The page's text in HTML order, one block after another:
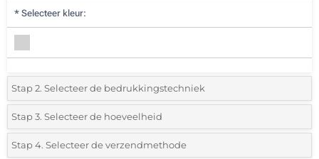
* Selecteer kleur:
Stap 2. Selecteer de bedrukkingstechniek
*Selecteer de bedrukking en kleuren van het logo:
Doming (Voorkant)
Stap 3. Selecteer de hoeveelheid
*Selecteer uit de lijst of voeg het gewenste aantal in
Stap 4. Selecteer de verzendmethode